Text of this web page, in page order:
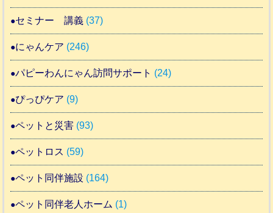
セミナー 講義 (37)
にゃんケア (246)
パピーわんにゃん訪問サポート (24)
ぴっぴケア (9)
ペットと災害 (93)
ペットロス (59)
ペット同伴施設 (164)
ペット同伴老人ホーム (1)